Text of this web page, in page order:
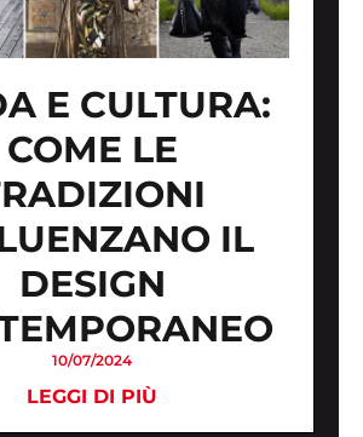
E CULTURA:
COME LE
IL
DESIGN
10/07/2024
LEGGI DI PIÙ